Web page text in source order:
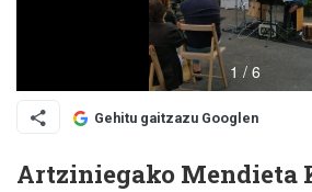
Gehitu gaitzazu Googlen
Artziniegako Mendieta